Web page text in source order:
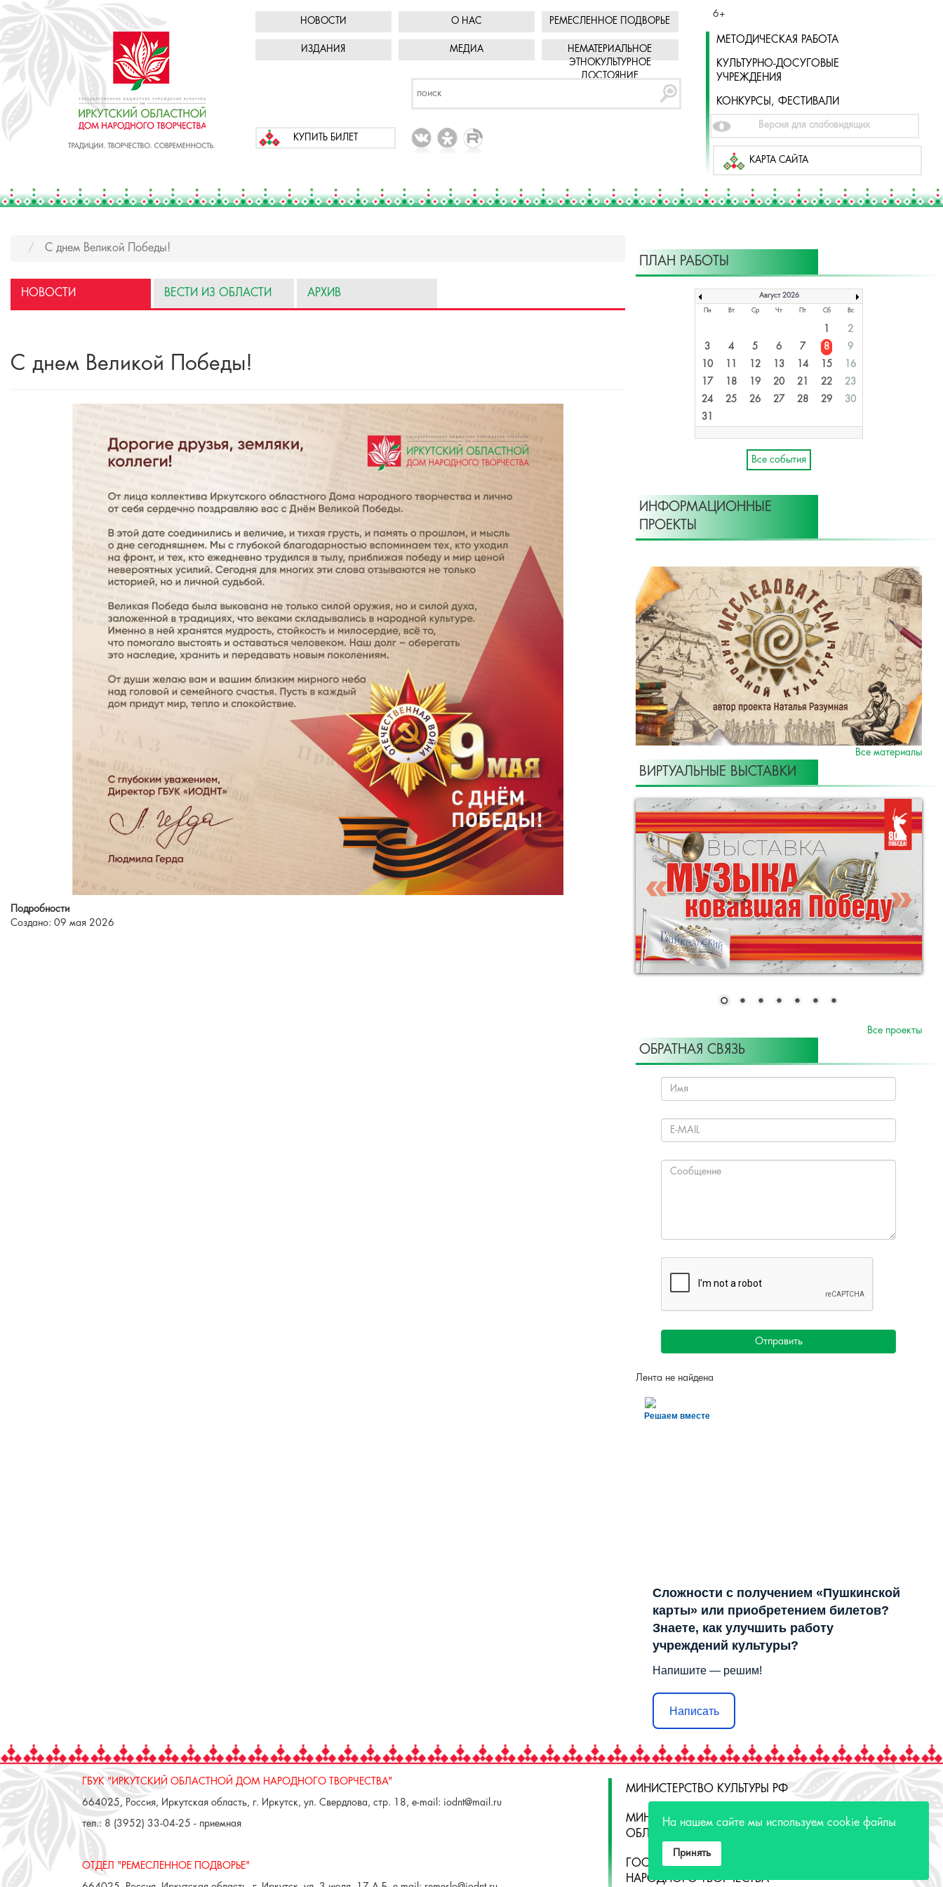
НОВОСТИ О НАС РЕМЕСЛЕННОЕ ПОДВОРЬЕ
ИЗДАНИЯ МЕДИА
НЕМАТЕРИАЛЬНОЕ
ЭТНОКУЛЬТУРНОЕ
ДОСТОЯНИЕ
КУПИТЬ БИЛЕТ
6+
МЕТОДИЧЕСКАЯ РАБОТА
КУЛЬТУРНО-ДОСУГОВЫЕ
УЧРЕЖДЕНИЯ
КОНКУРСЫ, ФЕСТИВАЛИ
Версия для слабовидящих
КАРТА САЙТА
С днем Великой Победы!
НОВОСТИ ВЕСТИ ИЗ ОБЛАСТИ АРХИВ
С днем Великой Победы!
Подробности
Создано: 09 мая 2026
ПЛАН РАБОТЫ
Август 2026
Пн Вт Ср Чт Пт Сб Вс
1
2
3
4 5 6 7 8
9
10
11 12 13 14 15
16
17
18 19 20 21 22
23
24
25 26 27 28 29
30
31
Все события
ИНФОРМАЦИОННЫЕ
ПРОЕКТЫ
Все материалы
ВИРТУАЛЬНЫЕ ВЫСТАВКИ
Все проекты
ОБРАТНАЯ СВЯЗЬ
Отправить
Лента не найдена
Решаем вместе
Сложности с получением «Пушкинской
карты» или приобретением билетов?
Знаете, как улучшить работу
учреждений культуры?
Напишите — решим!
Написать
ГБУК "ИРКУТСКИЙ ОБЛАСТНОЙ ДОМ НАРОДНОГО ТВОРЧЕСТВА"
664025, Россия, Иркутская область, г. Иркутск, ул. Свердлова, стр. 18, e-mail: iodnt@mail.ru
тел.: 8 (3952) 33-04-25 - приемная
ОТДЕЛ "РЕМЕСЛЕННОЕ ПОДВОРЬЕ"
МИНИСТЕРСТВО КУЛЬТУРЫ РФ
МИНИСТЕРСТВО КУЛЬТУРЫ ИРКУТСКОЙ
ОБЛАСТИ
ГОСУДАРСТВЕННЫЙ РОССИЙСКИЙ ДОМ
НАРОДНОГО ТВОРЧЕСТВА
На нашем сайте мы используем cookie файлы
Принять